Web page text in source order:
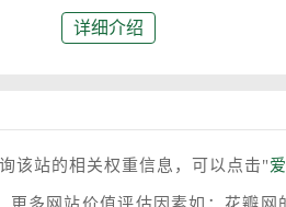
详细介绍
该站的相关权重信息，可以点击"
多网站价值评估因素如：花瓣网